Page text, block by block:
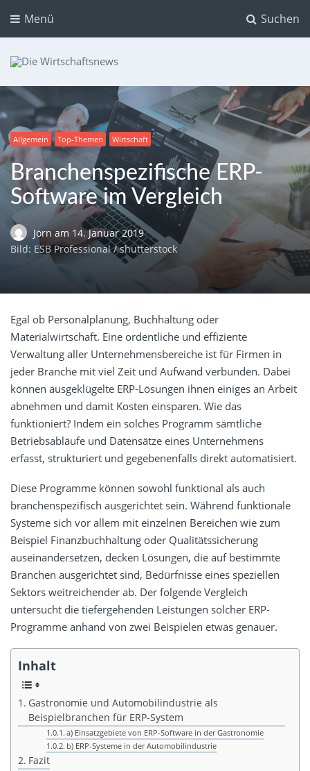
Suchen
Menü
Dein Ratgeber für Aktien und Kryptowährungen
Allgemein Top-Themen Wirtschaft
Branchenspezifische ERP-
Software im Vergleich
Jörn am 14. Januar 2019
Bild: ESB Professional / shutterstock
Egal ob Personalplanung, Buchhaltung oder
Materialwirtschaft. Eine ordentliche und effiziente
Verwaltung aller Unternehmensbereiche ist für Firmen in
jeder Branche mit viel Zeit und Aufwand verbunden. Dabei
können ausgeklügelte ERP-Lösungen ihnen einiges an Arbeit
abnehmen und damit Kosten einsparen. Wie das
funktioniert? Indem ein solches Programm sämtliche
Betriebsabläufe und Datensätze eines Unternehmens
erfasst, strukturiert und gegebenenfalls direkt automatisiert.
Diese Programme können sowohl funktional als auch
branchenspezifisch ausgerichtet sein. Während funktionale
Systeme sich vor allem mit einzelnen Bereichen wie zum
Beispiel Finanzbuchhaltung oder Qualitätssicherung
auseinandersetzen, decken Lösungen, die auf bestimmte
Branchen ausgerichtet sind, Bedürfnisse eines speziellen
Sektors weitreichender ab. Der folgende Vergleich
untersucht die tiefergehenden Leistungen solcher ERP-
Programme anhand von zwei Beispielen etwas genauer.
Inhalt
Gastronomie und Automobilindustrie als
Beispielbranchen für ERP-System
a) Einsatzgebiete von ERP-Software in der Gastronomie
b) ERP-Systeme in der Automobilindustrie
Fazit